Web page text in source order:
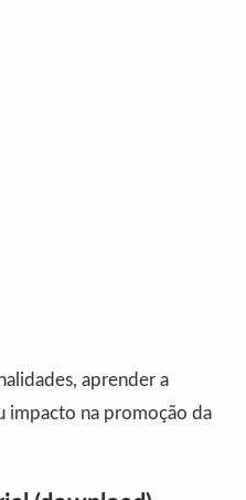
aprender a
impacto na promoção da